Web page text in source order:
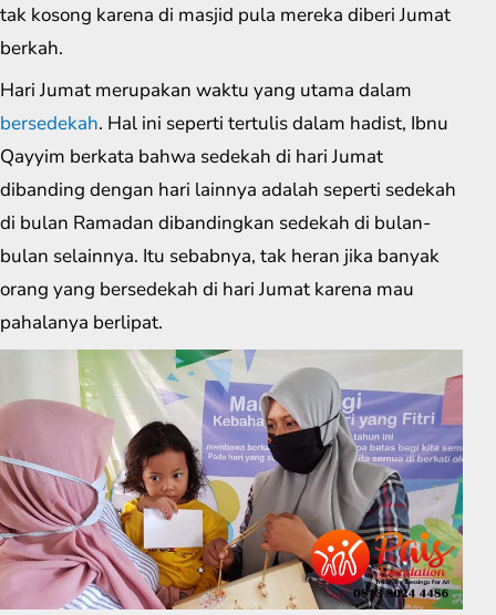
tak kosong karena di masjid pula mereka diberi Jumat
berkah.
Hari Jumat merupakan waktu yang utama dalam
bersedekah. Hal ini seperti tertulis dalam hadist, Ibnu
Qayyim berkata bahwa sedekah di hari Jumat
dibanding dengan hari lainnya adalah seperti sedekah
di bulan Ramadan dibandingkan sedekah di bulan-
bulan selainnya. Itu sebabnya, tak heran jika banyak
orang yang bersedekah di hari Jumat karena mau
pahalanya berlipat.